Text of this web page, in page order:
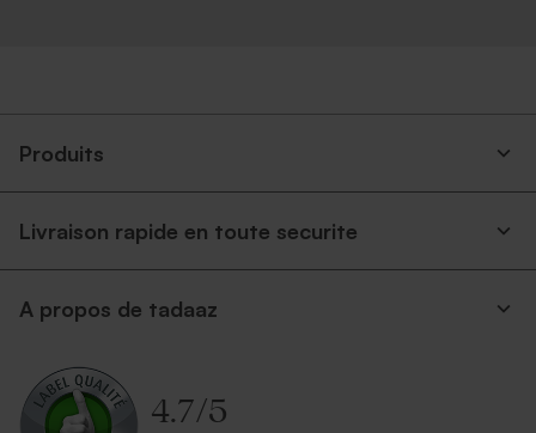
Produits
Livraison rapide en toute securite
A propos de tadaaz
4.7/5